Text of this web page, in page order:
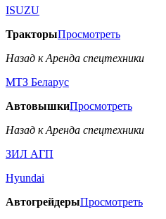
ISUZU
ТракторыПросмотреть
Назад к Аренда спецтехники
МТЗ Беларус
АвтовышкиПросмотреть
Назад к Аренда спецтехники
ЗИЛ АГП
Hyundai
АвтогрейдерыПросмотреть